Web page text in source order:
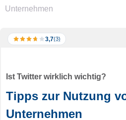
Unternehmen
3,7(3)
Ist Twitter wirklich wichtig?
Tipps zur Nutzung
Unternehmen